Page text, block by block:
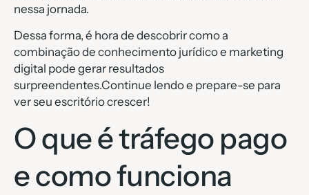
nessa jornada.
Dessa forma, é hora de descobrir como a
combinação de conhecimento jurídico e marketing
digital pode gerar resultados
surpreendentes.Continue lendo e prepare-se para
ver seu escritório crescer!
O que é tráfego pago
e como funciona